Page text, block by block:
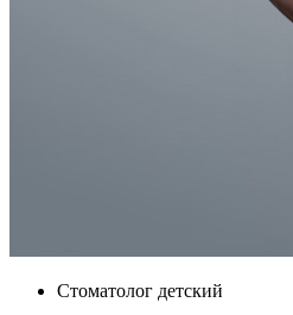
Стоматолог детский